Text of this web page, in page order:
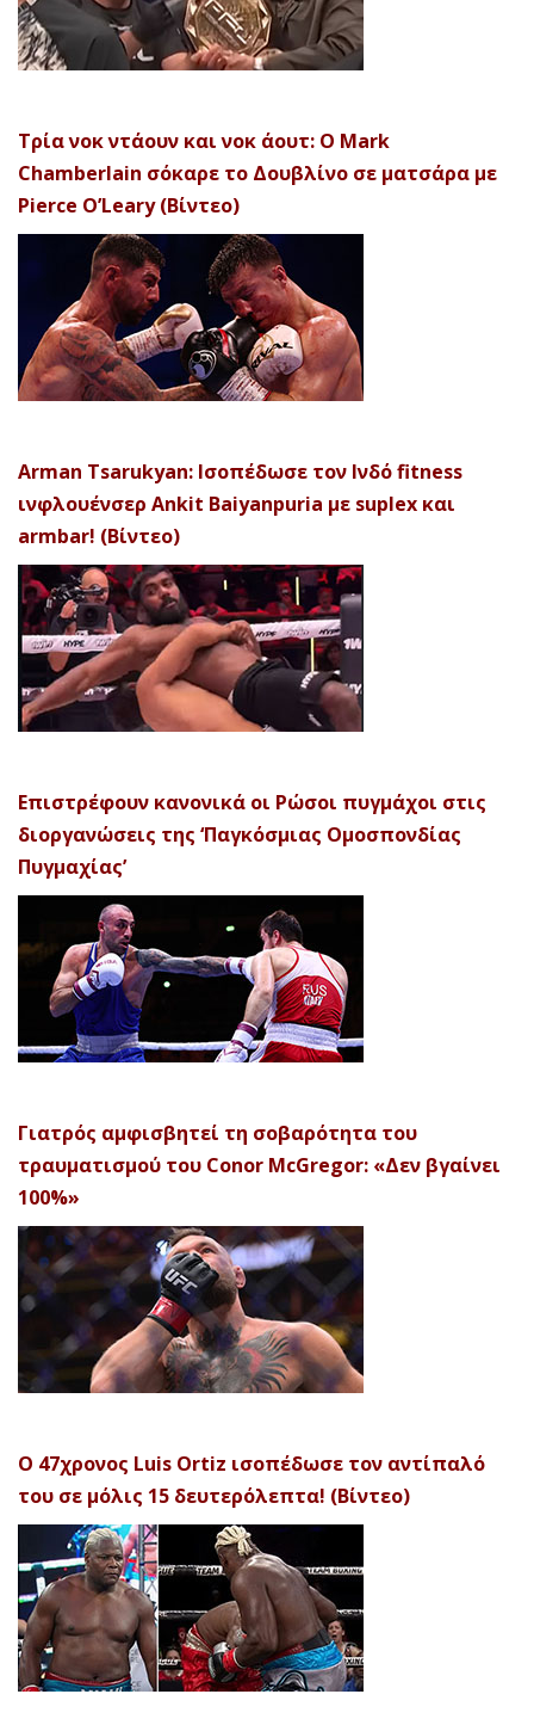
Τρία νοκ ντάουν και νοκ άουτ: Ο Mark
Chamberlain σόκαρε το Δουβλίνο σε ματσάρα με
Pierce O’Leary (Βίντεο)
Arman Tsarukyan: Ισοπέδωσε τον Ινδό fitness
ινφλουένσερ Ankit Baiyanpuria με suplex και
armbar! (Βίντεο)
Επιστρέφουν κανονικά οι Ρώσοι πυγμάχοι στις
διοργανώσεις της ‘Παγκόσμιας Ομοσπονδίας
Πυγμαχίας’
Γιατρός αμφισβητεί τη σοβαρότητα του
τραυματισμού του Conor McGregor: «Δεν βγαίνει
100%»
Ο 47χρονος Luis Ortiz ισοπέδωσε τον αντίπαλό
του σε μόλις 15 δευτερόλεπτα! (Βίντεο)